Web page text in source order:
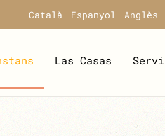
Català Espanyol Anglès
Las Casas